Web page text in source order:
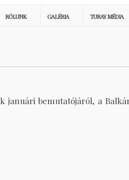
RÓLUNK GALÉRIA TURAY MÉDIA
januári bemutatójáról, a